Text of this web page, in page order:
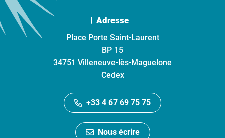
Adresse
Place Porte Saint-Laurent
BP 15
34751 Villeneuve-lès-Maguelone
Cedex
+33 4 67 69 75 75
Nous écrire